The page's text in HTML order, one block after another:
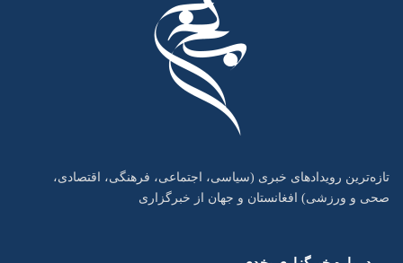
تازه‌ترین رویدادهای خبری (سیاسی، اجتماعی، فرهنگی، اقتصادی،
صحی و ورزشی) افغانستان و جهان از خبرگزاری